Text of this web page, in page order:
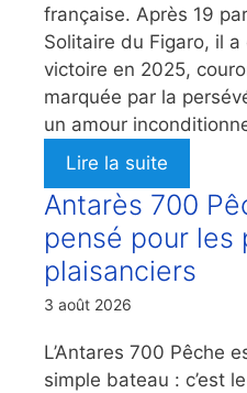
française. Après 19
Solitaire du Figaro, il
victoire en 2025,
marquée par la
un amour
Lire la suite
Antarès 700
pensé pour les
plaisanciers
3 août 2026
L’Antares 700 Pêche
simple bateau : c’est